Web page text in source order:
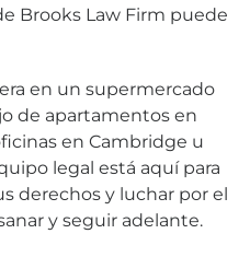
Brooks Law Firm puede
en un supermercado
de apartamentos en
en Cambridge u
legal está aquí para
derechos y luchar por el
y seguir adelante.